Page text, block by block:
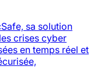
sa solution
crises cyber
en temps réel et